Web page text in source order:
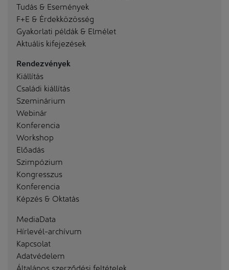
Tudás & Események
F+E & Érdekközösség
Gyakorlati példák & Elmélet
Aktuális kifejezések
Rendezvények
Kiállítás
Családi kiállítás
Szeminárium
Webinár
Konferencia
Workshop
Előadás
Szimpózium
Kongresszus
Konferencia
Képzés & Oktatás
MediaData
Hírlevél-archívum
Kapcsolat
Adatvédelem
Általános szerződési feltételek